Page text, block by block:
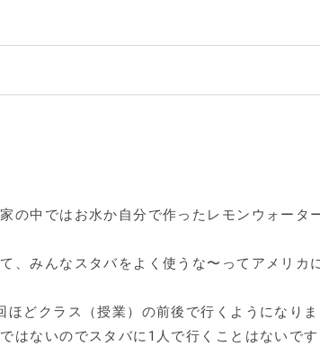
の中ではお水か自分で作ったレモンウォータ
、みんなスタバをよく使うな〜ってアメリカ
どクラス（授業）の前後で行くようになり
はないのでスタバに1人で行くことはないです